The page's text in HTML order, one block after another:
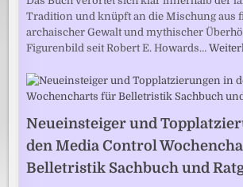
Tradition und knüpft an die Mischung aus
archaischer Gewalt und mythischer
Figurenbild seit Robert E. Howards…
Neueinsteiger und
den Media Control
Belletristik Sachbuch und